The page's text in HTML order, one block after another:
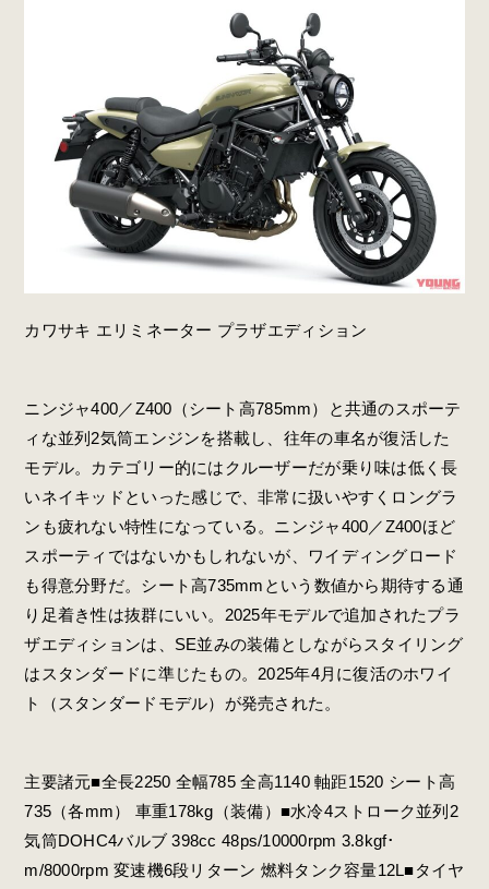
カワサキ エリミネーター プラザエディション
ニンジャ400／Z400（シート高785mm）と共通のスポーテ
ィな並列2気筒エンジンを搭載し、往年の車名が復活した
モデル。カテゴリー的にはクルーザーだが乗り味は低く長
いネイキッドといった感じで、非常に扱いやすくロングラ
ンも疲れない特性になっている。ニンジャ400／Z400ほど
スポーティではないかもしれないが、ワイディングロード
も得意分野だ。シート高735mmという数値から期待する通
り足着き性は抜群にいい。2025年モデルで追加されたプラ
ザエディションは、SE並みの装備としながらスタイリング
はスタンダードに準じたもの。2025年4月に復活のホワイ
ト（スタンダードモデル）が発売された。
主要諸元■全長2250 全幅785 全高1140 軸距1520 シート高
735（各mm） 車重178kg（装備）■水冷4ストローク並列2
気筒DOHC4バルブ 398cc 48ps/10000rpm 3.8kgf･
m/8000rpm 変速機6段リターン 燃料タンク容量12L■タイヤ